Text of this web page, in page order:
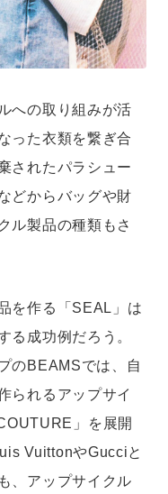
への取り組みが活
った衣類を繋ぎ合
されたパラシュー
どからバッグや財
ル製品の種類もさ
を作る「SEAL」は
る成功例だろう。
のBEAMSでは、自
られるアップサイ
」を展開
VuittonやGucciと
、アップサイクル